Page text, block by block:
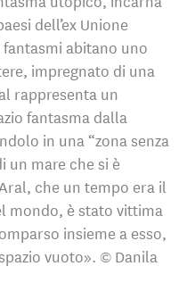
dell’ex Unione
abitano uno
impregnato di una
rappresenta un
fantasma dalla
in una “zona senza
un mare che si è
che un tempo era il
mondo, è stato vittima
insieme a esso,
vuoto». © Danila